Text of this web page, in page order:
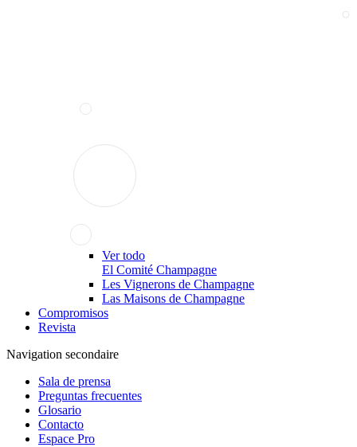
Ver todo
El Comité Champagne
Les Vignerons de Champagne
Las Maisons de Champagne
Compromisos
Revista
Navigation secondaire
Sala de prensa
Preguntas frecuentes
Glosario
Contacto
Espace Pro